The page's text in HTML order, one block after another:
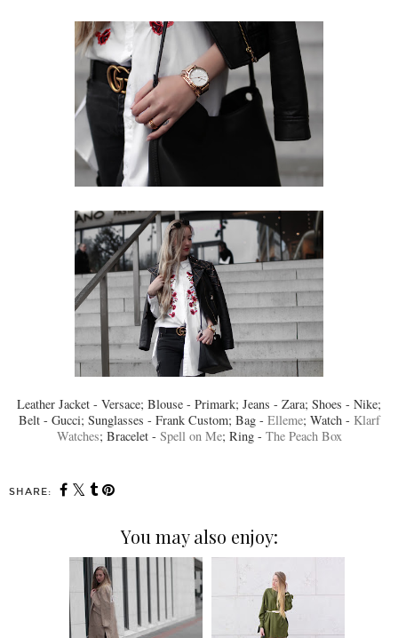
Leather Jacket - Versace; Blouse - Primark; Jeans - Zara; Shoes - Nike;
Belt - Gucci; Sunglasses - Frank Custom; Bag - Elleme; Watch - Klarf
Watches; Bracelet - Spell on Me; Ring - The Peach Box
SHARE:
You may also enjoy: